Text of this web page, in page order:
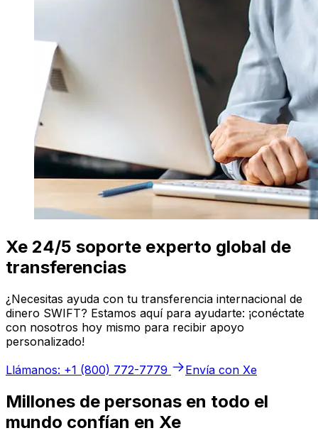
Xe 24/5 soporte experto global de
transferencias
¿Necesitas ayuda con tu transferencia internacional de
dinero SWIFT? Estamos aquí para ayudarte: ¡conéctate
con nosotros hoy mismo para recibir apoyo
personalizado!
Llámanos: +1 (800) 772-7779
Envía con Xe
Millones de personas en todo el
mundo confían en Xe